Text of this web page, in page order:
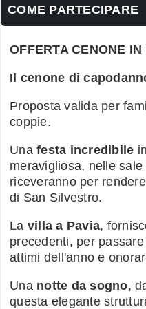
COME PARTECIPARE
OFFERTA CENONE
Il cenone di
Proposta valida per
coppie.
Una festa incredibile
meravigliosa, nelle
riceveranno per
di San Silvestro.
La villa a Pavia,
precedenti, per
attimi dell'anno e
Una notte da sogno,
questa elegante